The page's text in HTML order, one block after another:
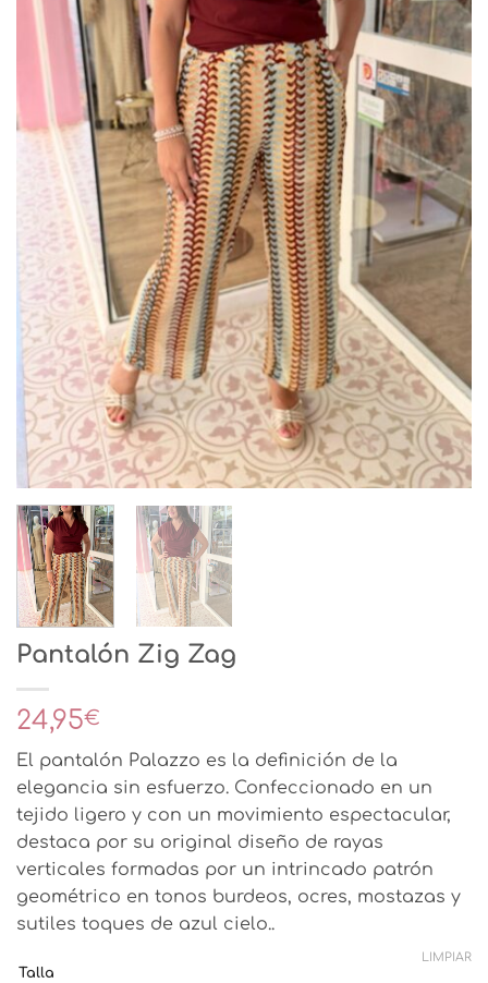
Pantalón Zig Zag
24,95€
El pantalón Palazzo es la definición de la
elegancia sin esfuerzo. Confeccionado en un
tejido ligero y con un movimiento espectacular,
destaca por su original diseño de rayas
verticales formadas por un intrincado patrón
geométrico en tonos burdeos, ocres, mostazas y
sutiles toques de azul cielo..
Talla
LIMPIAR